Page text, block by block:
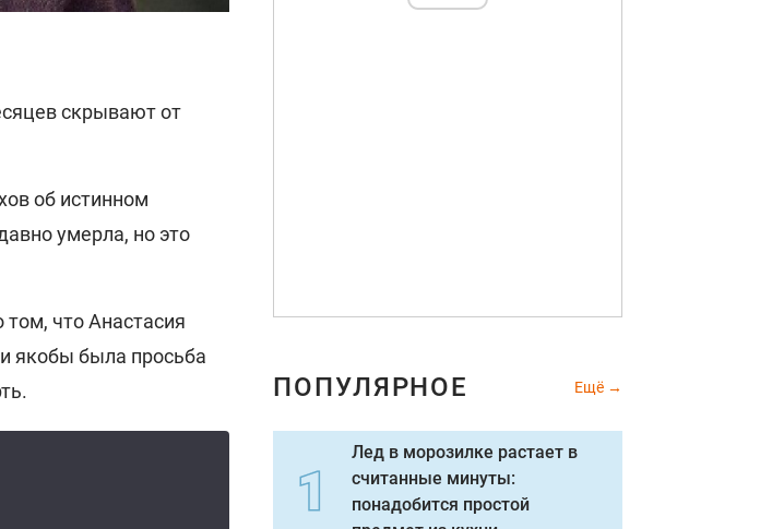
скрывают от
об истинном
умерла, но это
что Анастасия
якобы была просьба
ПОПУЛЯРНОЕ Ещё
Лед в морозилке растает в
считанные минуты:
понадобится простой